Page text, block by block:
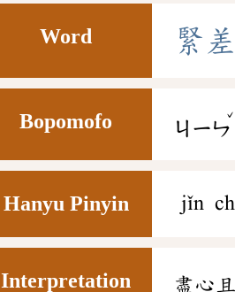
Word 緊 差
Bopomofo ㄐㄧㄣ
ˇ
Hanyu Pinyin jǐn
Interpretation 盡心